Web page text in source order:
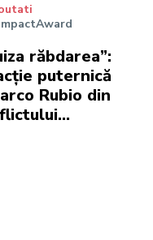
răbdarea”:
puternică
Rubio din